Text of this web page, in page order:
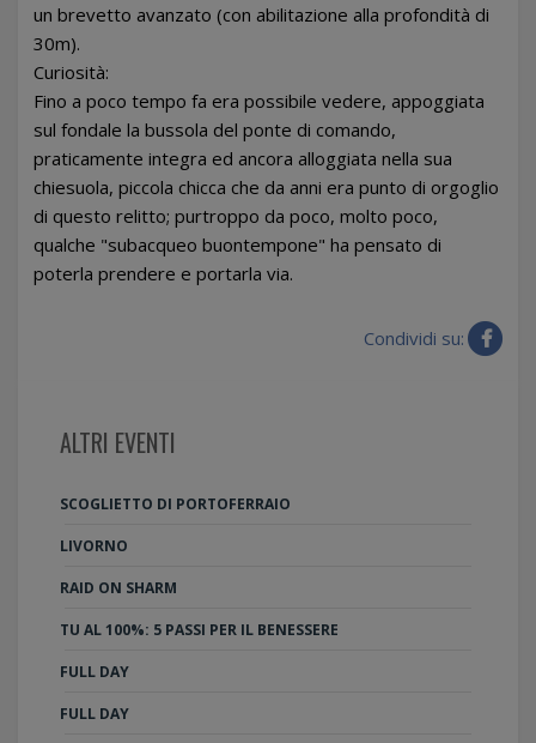
un brevetto avanzato (con abilitazione alla profondità di
30m).
Curiosità:
Fino a poco tempo fa era possibile vedere, appoggiata
sul fondale la bussola del ponte di comando,
praticamente integra ed ancora alloggiata nella sua
chiesuola, piccola chicca che da anni era punto di orgoglio
di questo relitto; purtroppo da poco, molto poco,
qualche "subacqueo buontempone" ha pensato di
poterla prendere e portarla via.
Condividi su:
ALTRI EVENTI
SCOGLIETTO DI PORTOFERRAIO
LIVORNO
RAID ON SHARM
TU AL 100%: 5 PASSI PER IL BENESSERE
FULL DAY
FULL DAY